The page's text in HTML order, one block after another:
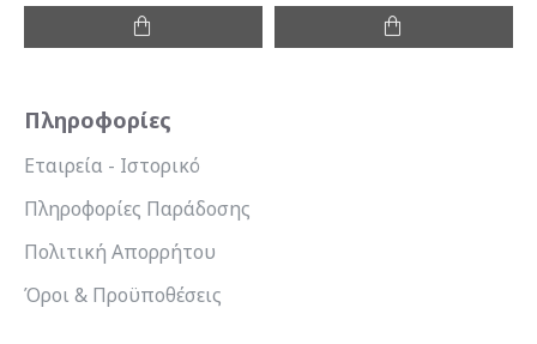
Πληροφορίες
Εταιρεία - Ιστορικό
Πληροφορίες Παράδοσης
Πολιτική Απορρήτου
Όροι & Προϋποθέσεις